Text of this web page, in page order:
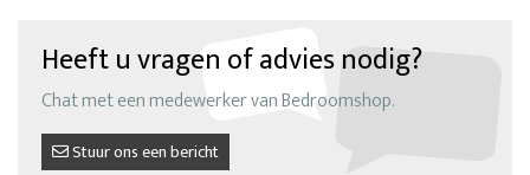
Heeft u vragen of advies nodig?
Chat met een medewerker van Bedroomshop.
Stuur ons een bericht